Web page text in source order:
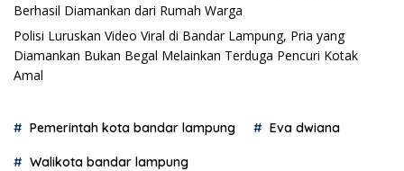
Berhasil Diamankan dari Rumah Warga
Polisi Luruskan Video Viral di Bandar Lampung, Pria yang
Diamankan Bukan Begal Melainkan Terduga Pencuri Kotak
Amal
Pemerintah kota bandar lampung Eva dwiana
Walikota bandar lampung